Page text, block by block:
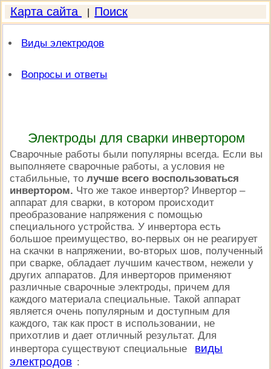
Карта сайта Поиск
Виды электродов
Вопросы и ответы
Электроды для сварки инвертором
Сварочные работы были популярны всегда. Если вы
выполняете сварочные работы, а условия не
стабильные, то лучше всего воспользоваться
инвертором. Что же такое инвертор? Инвертор –
аппарат для сварки, в котором происходит
преобразование напряжения с помощью
специального устройства. У инвертора есть
большое преимущество, во-первых он не реагирует
на скачки в напряжении, во-вторых шов, полученный
при сварке, обладает лучшим качеством, нежели у
других аппаратов. Для инверторов применяют
различные сварочные электроды, причем для
каждого материала специальные. Такой аппарат
является очень популярным и доступным для
каждого, так как прост в использовании, не
прихотлив и дает отличный результат. Для
инвертора существуют специальные
виды
электродов :